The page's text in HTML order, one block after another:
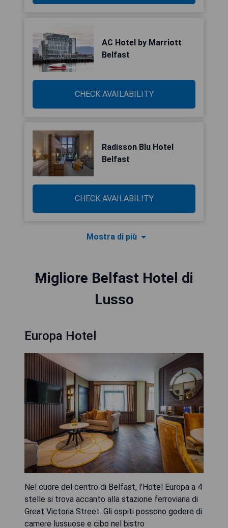
AC Hotel by Marriott
Belfast
CHECK AVAILABILITY
Radisson Blu Hotel
Belfast
CHECK AVAILABILITY
Mostra di più
Migliore Belfast Hotel di
Lusso
Europa Hotel
Nel cuore del centro di Belfast, l'Hotel Europa a 4
stelle si trova accanto alla stazione ferroviaria di
Great Victoria Street. Gli ospiti possono godere di
camere lussuose e cibo nel bistro